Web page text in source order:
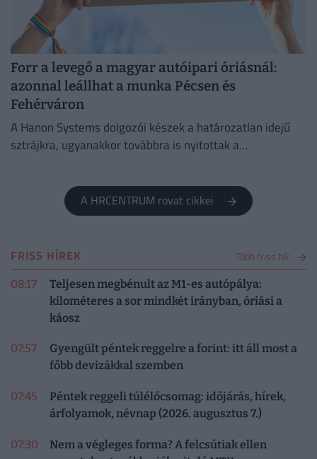
Forr a levegő a magyar autóipari óriásnál:
azonnal leállhat a munka Pécsen és
Fehérváron
A Hanon Systems dolgozói készek a határozatlan idejű
sztrájkra, ugyanakkor továbbra is nyitottak a
A HRCENTRUM rovat cikkei
FRISS HÍREK Több friss hír
08:17
Teljesen megbénult az M1-es autópálya:
kilométeres a sor mindkét irányban, óriási a
káosz
07:57
Gyengült péntek reggelre a forint: itt áll most a
főbb devizákkal szemben
07:45
Péntek reggeli túlélőcsomag: időjárás, hírek,
árfolyamok, névnap (2026. augusztus 7.)
07:30
Nem a végleges forma? A felcsútiak ellen